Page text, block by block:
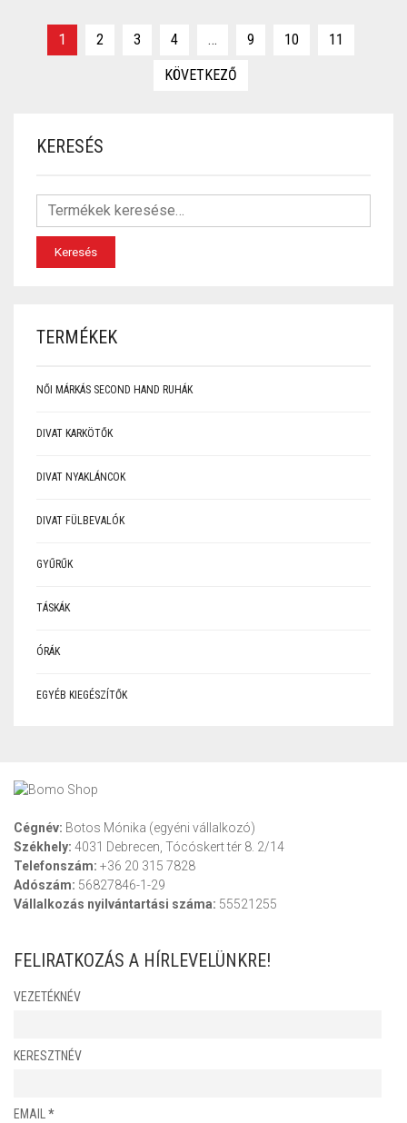
1 2 3 4 … 9 10 11
KÖVETKEZŐ
KERESÉS
Keresés
TERMÉKEK
NŐI MÁRKÁS SECOND HAND RUHÁK
DIVAT KARKÖTŐK
DIVAT NYAKLÁNCOK
DIVAT FÜLBEVALÓK
GYŰRŰK
TÁSKÁK
ÓRÁK
EGYÉB KIEGÉSZÍTŐK
Cégnév: Botos Mónika (egyéni vállalkozó)
Székhely: 4031 Debrecen, Tócóskert tér 8. 2/14
Telefonszám: +36 20 315 7828
Adószám: 56827846-1-29
Vállalkozás nyilvántartási száma: 55521255
FELIRATKOZÁS A HÍRLEVELÜNKRE!
VEZETÉKNÉV
KERESZTNÉV
EMAIL *